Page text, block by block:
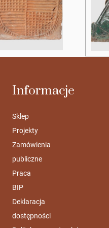
Informacje
Sklep
Projekty
Zamówienia
publiczne
Praca
BIP
Deklaracja
dostępności